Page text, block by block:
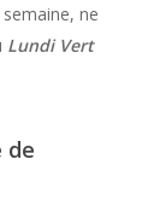
ne
Lundi Vert
de